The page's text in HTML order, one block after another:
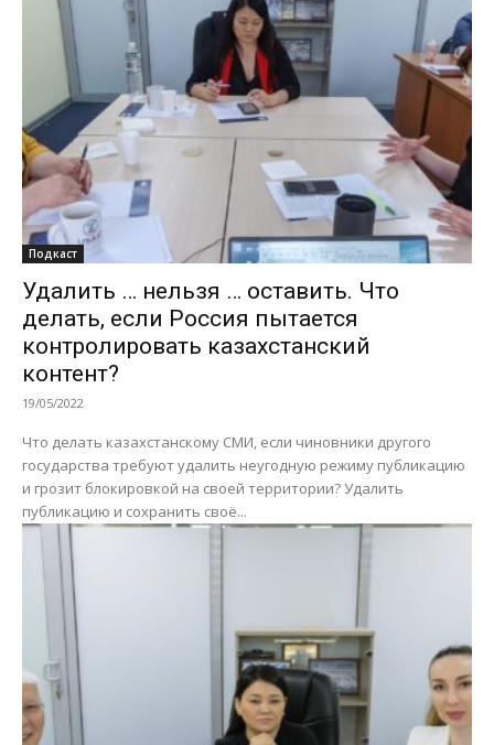
Подкаст
Удалить … нельзя … оставить. Что
делать, если Россия пытается
контролировать казахстанский
контент?
19/05/2022
Что делать казахстанскому СМИ, если чиновники другого
государства требуют удалить неугодную режиму публикацию
и грозит блокировкой на своей территории? Удалить
публикацию и сохранить своё...